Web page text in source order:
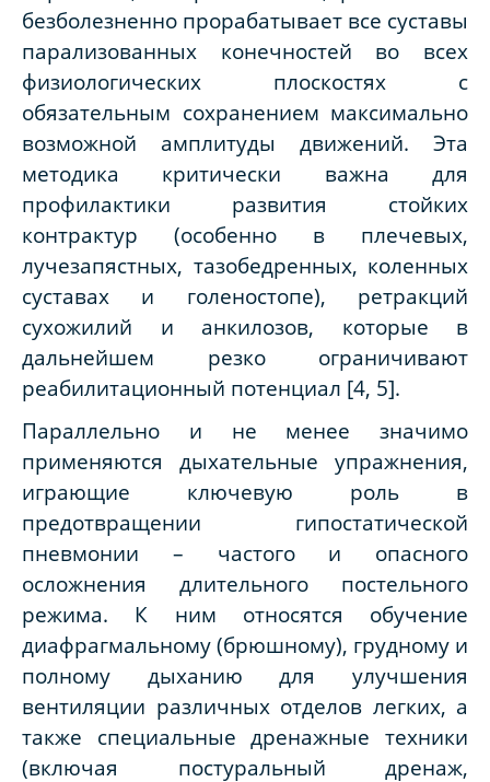
безболезненно прорабатывает все суставы
парализованных конечностей во всех
физиологических плоскостях с
обязательным сохранением максимально
возможной амплитуды движений. Эта
методика критически важна для
профилактики развития стойких
контрактур (особенно в плечевых,
лучезапястных, тазобедренных, коленных
суставах и голеностопе), ретракций
сухожилий и анкилозов, которые в
дальнейшем резко ограничивают
реабилитационный потенциал [4, 5].
Параллельно и не менее значимо
применяются дыхательные упражнения,
играющие ключевую роль в
предотвращении гипостатической
пневмонии – частого и опасного
осложнения длительного постельного
режима. К ним относятся обучение
диафрагмальному (брюшному), грудному и
полному дыханию для улучшения
вентиляции различных отделов легких, а
также специальные дренажные техники
(включая постуральный дренаж,